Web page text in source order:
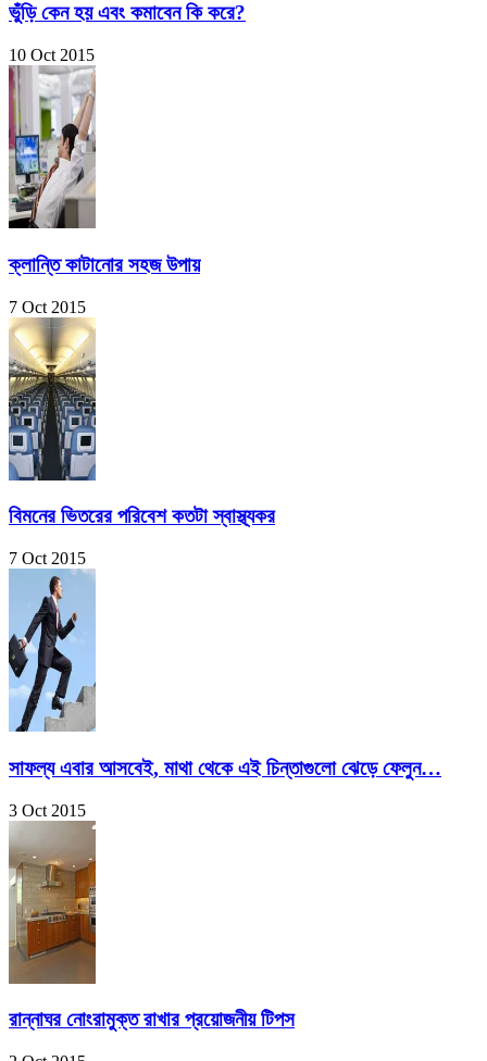
ভুঁড়ি কেন হয় এবং কমাবেন কি করে?
10 Oct 2015
ক্লান্তি কাটানোর সহজ উপায়
7 Oct 2015
বিমনের ভিতরের পরিবেশ কতটা স্বাস্থ্যকর
7 Oct 2015
সাফল্য এবার আসবেই, মাথা থেকে এই চিন্তাগুলো ঝেড়ে ফেলুন…
3 Oct 2015
রান্নাঘর নোংরামুক্ত রাখার প্রয়োজনীয় টিপস